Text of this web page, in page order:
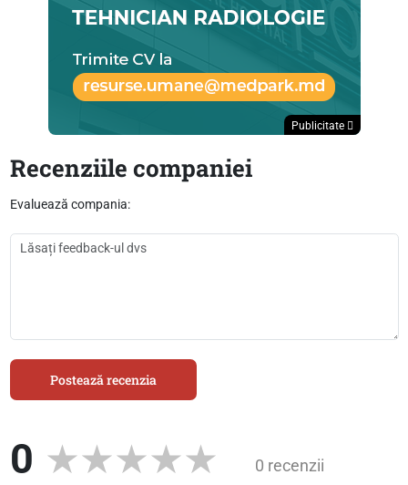
Publicitate
Recenziile companiei
Evaluează compania:
Postează recenzia
0 0 recenzii